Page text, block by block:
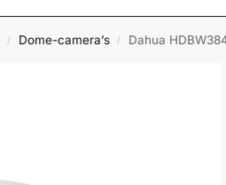
/ Dome-camera’s / Dahua